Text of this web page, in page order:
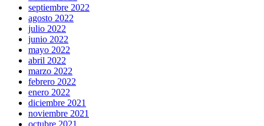
septiembre 2022
agosto 2022
julio 2022
junio 2022
mayo 2022
abril 2022
marzo 2022
febrero 2022
enero 2022
diciembre 2021
noviembre 2021
octubre 2021